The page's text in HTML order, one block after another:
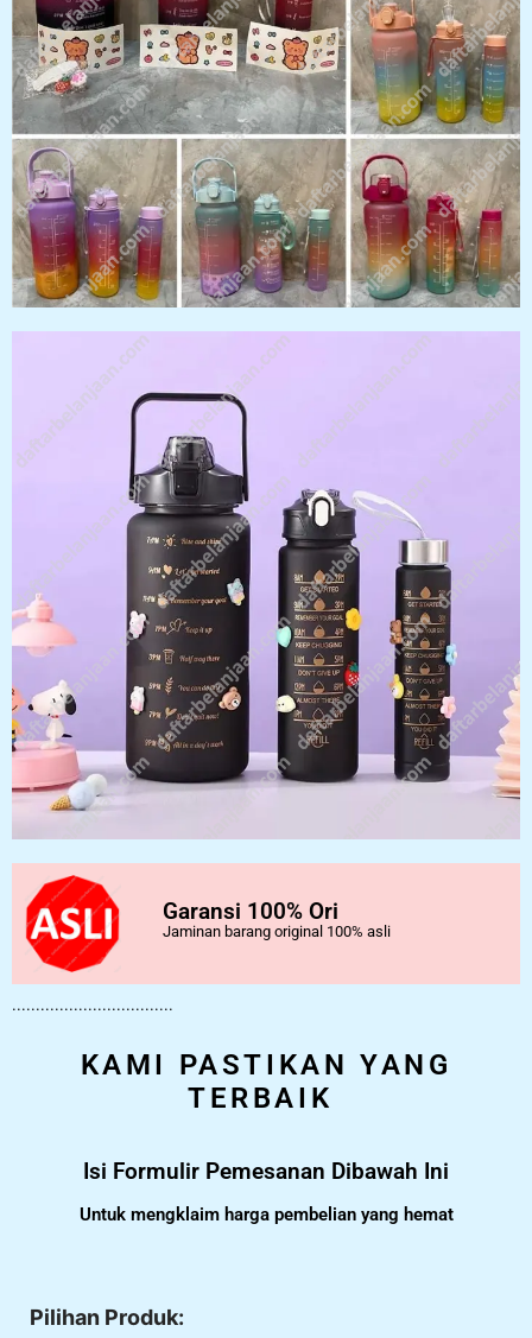
Garansi 100% Ori
Jaminan barang original 100% asli
..................................
KAMI PASTIKAN YANG
TERBAIK
Isi Formulir Pemesanan Dibawah Ini
Untuk mengklaim harga pembelian yang hemat
Pilihan Produk: